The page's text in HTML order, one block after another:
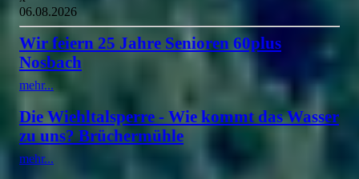
06.08.2026
Wir feiern 25 Jahre Senioren 60plus
Nosbach
mehr...
Die Wiehltalsperre - Wie kommt das Wasser
zu uns? Brüchermühle
mehr...